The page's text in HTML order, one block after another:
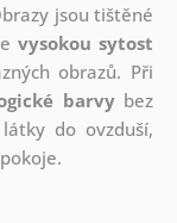
jsou tištěné
vysokou sytost
obrazů. Při
barvybez
do ovzduší,